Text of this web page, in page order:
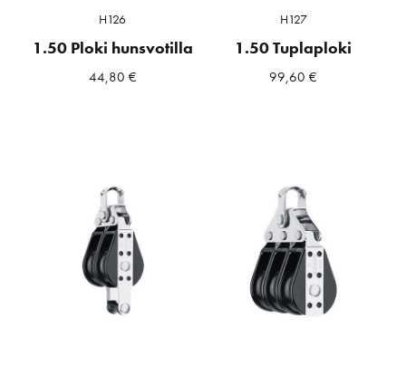
H126
1.50 Ploki hunsvotilla
44,80 €
H127
1.50 Tuplaploki
99,60€